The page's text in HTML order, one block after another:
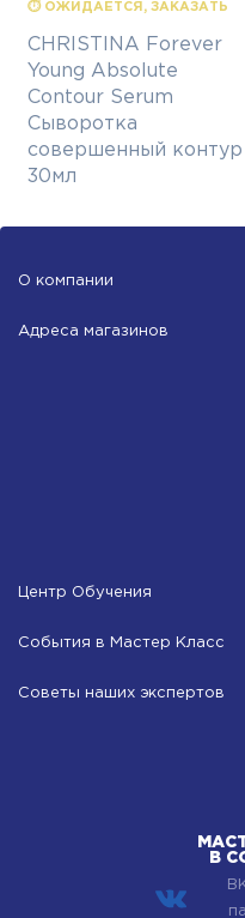
⏱ ОЖИДАЕТСЯ, ЗАКАЗАТЬ
CHRISTINA Forever
Young Absolute
Contour Serum
Сыворотка
совершенный контур
30мл
О компании
Адреса магазинов
Центр Обучения
События в Мастер Класс
Советы наших экспертов
В